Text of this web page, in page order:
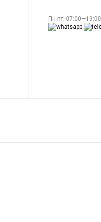
Пн-пт: 07:00—19:00